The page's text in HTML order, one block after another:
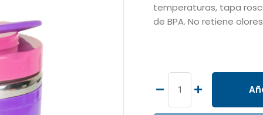
temperaturas, tapa
de BPA. No retiene
DE
COMIDA
KUROMI